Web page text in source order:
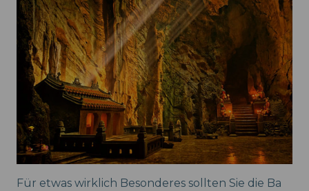
Für etwas wirklich Besonderes sollten Sie die Ba